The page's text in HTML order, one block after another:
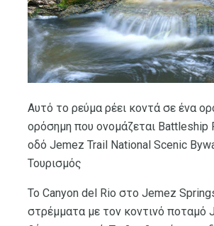
Αυτό το ρεύμα ρέει κοντά σε ένα
ορόσημη που ονομάζεται Battleship
οδό Jemez Trail National Scenic
Τουρισμός
Το Canyon del Rio στο Jemez
στρέμματα με τον κοντινό ποταμό